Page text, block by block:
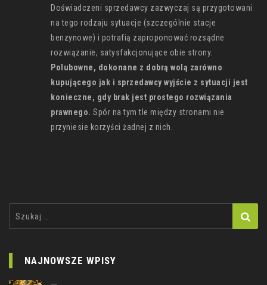
Doświadczeni sprzedawcy zazwyczaj są przygotowani
na tego rodzaju sytuacje (szczególnie stacje
benzynowe) i potrafią zaproponować rozsądne
rozwiązanie, satysfakcjonujące obie strony.
Polubowne, dokonane z dobrą wolą zarówno
kupującego jak i sprzedawcy wyjście z sytuacji jest
konieczne, gdy brak jest prostego rozwiązania
prawnego. Spór na tym tle między stronami nie
przyniesie korzyści żadnej z nich.
NAJNOWSZE WPISY